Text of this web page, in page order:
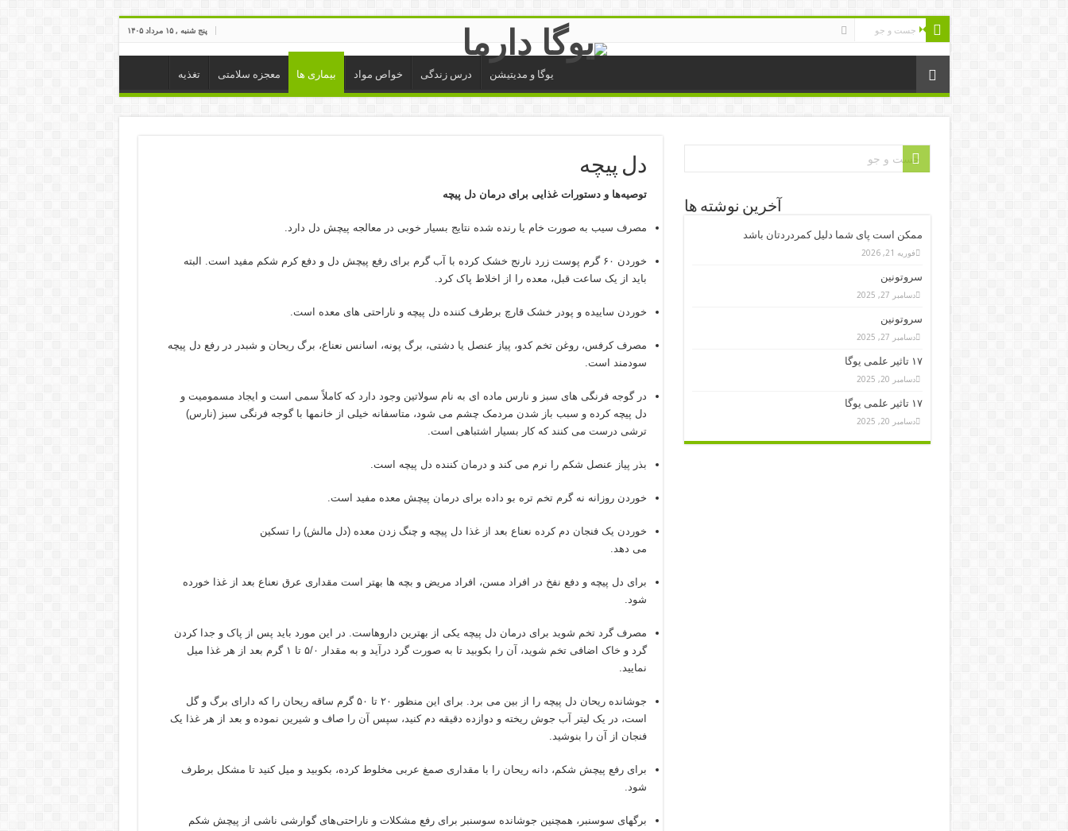
پنج شنبه , ۱۵ مرداد ۱۴۰۵
تغذیه معجزه سلامتی بیماری ها خواص مواد درس زندگی یوگا و مدیتیشن
دل پیچه
توصیه‌ها و دستورات غذایی برای درمان دل پیچه
مصرف سیب به صورت خام یا رنده شده نتایج بسیار خوبی در معالجه پیچش دل دارد.
خوردن ۶۰ گرم پوست زرد نارنج خشک کرده با آب گرم برای رفع پیچش دل و دفع کرم شکم مفید است. البته
باید از یک ساعت قبل، معده را از اخلاط پاک کرد.
خوردن ساییده و پودر خشک قارچ برطرف کننده دل پیچه و ناراحتی های معده است.
مصرف کرفس، روغن تخم کدو، پیاز عنصل یا دشتی، برگ پونه، اسانس نعناع، برگ ریحان و شبدر در رفع دل پیچه
سودمند است.
در گوجه فرنگی های سبز و نارس ماده ای به نام سولاتین وجود دارد که کاملاً سمی است و ایجاد مسمومیت و
دل پیچه کرده و سبب باز شدن مردمک چشم می شود، متاسفانه خیلی از خانمها با گوجه فرنگی سبز (نارس)
ترشی درست می کنند که کار بسیار اشتباهی است.
بذر پیاز عنصل شکم را نرم می کند و درمان کننده دل پیچه است.
خوردن روزانه نه گرم تخم تره بو داده برای درمان پیچش معده مفید است.
خوردن یک فنجان دم کرده نعناع بعد از غذا دل پیچه و چنگ زدن معده (دل مالش) را تسکین
می دهد.
برای دل پیچه و دفع نفخ در افراد مسن، افراد مریض و بچه ها بهتر است مقداری عرق نعناع بعد از غذا خورده
شود.
مصرف گرد تخم شوید برای درمان دل پیچه یکی از بهترین داروهاست. در این مورد باید پس از پاک و جدا کردن
گرد و خاک اضافی تخم شوید، آن را بکوبید تا به صورت گرد درآید و به مقدار ۵/۰ تا ۱ گرم بعد از هر غذا میل
نمایید.
جوشانده ریحان دل پیچه را از بین می برد. برای این منظور ۲۰ تا ۵۰ گرم ساقه ریحان را که دارای برگ و گل
است، در یک لیتر آب جوش ریخته و دوازده دقیقه دم کنید، سپس آن را صاف و شیرین نموده و بعد از هر غذا یک
فنجان از آن را بنوشید.
برای رفع پیچش شکم، دانه ریحان را با مقداری صمغ عربی مخلوط کرده، بکوبید و میل کنید تا مشکل برطرف
شود.
برگهای سوسنبر، همچنین جوشانده سوسنبر برای رفع مشکلات و ناراحتی‌های گوارشی ناشی از پیچش شکم
آخرین نوشته ها
ممکن است پای شما دلیل کمردردتان باشد
فوریه 21, 2026
سروتونین
دسامبر 27, 2025
سروتونین
دسامبر 27, 2025
۱۷ تاثیر علمی یوگا
دسامبر 20, 2025
۱۷ تاثیر علمی یوگا
دسامبر 20, 2025